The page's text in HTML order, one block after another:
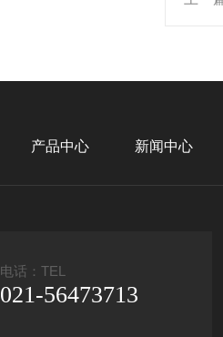
产品中心 新闻中心
电话：TEL
021-56473713